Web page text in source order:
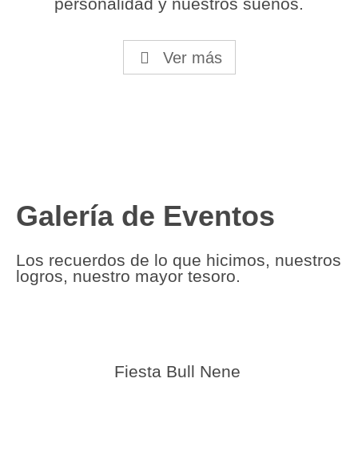
personalidad y nuestros sueños.
Ver más
Galería de Eventos
Los recuerdos de lo que hicimos, nuestros
logros, nuestro mayor tesoro.
Fiesta Bull Nene